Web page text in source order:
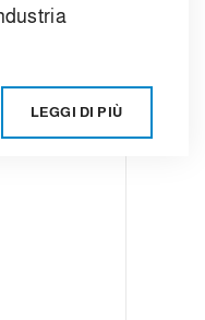
LEGGI DI PIÙ